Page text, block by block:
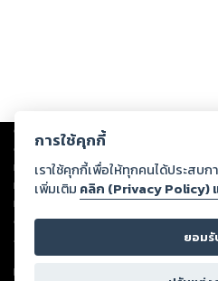
Copyright © 2026
ต่อผลงานหรือเนื้อหาใดที่อัปโหลดผ่านเว็บไ
ทรัพย์สินทางปัญญาของบุคคลอื่นหรือขัดต่
ทุกท่านโปรดใช้วิจารณญาณในการกลั่นกร
หนึ่งส่วนใดขัดต่อกฎหมายและศีลธรรม กรุ
ดำเนินการในทันที ทั้งนี้ ทางสตอรี่ล็อกข
ลิขสิทธิ์ พ.ศ. 2537 (ฉบับล่าสุด)
For support: member@ookbee.com
การใช้คุกกี้
เราใช้คุกกี้เพื่อให้ทุกคนได้ประสบ
เพิ่มเติม คลิก (Privacy Policy)
ยอมรั